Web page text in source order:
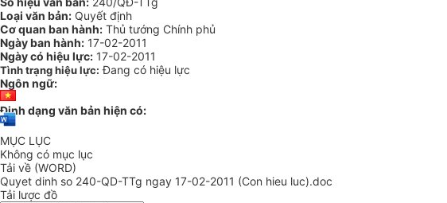
Loại văn bản: Quyết định
Cơ quan ban hành: Thủ tướng Chính phủ
Ngày ban hành: 17-02-2011
Ngày có hiệu lực: 17-02-2011
Tình trạng hiệu lực: Đang có hiệu lực
Ngôn ngữ:
Định dạng văn bản hiện có:
MỤC LỤC
Không có mục lục
Tải về (WORD)
Quyet dinh so 240-QD-TTg ngay 17-02-2011 (Con hieu luc).doc
Tải lược đồ